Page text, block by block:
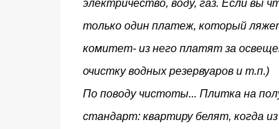
электричество, воду, газ. Если вы
только один платеж, который
комитет- из него платят за
очистку водных резервуаров и т.п.)
По поводу чистоты... Плитка на
стандарт: квартиру белят, когда